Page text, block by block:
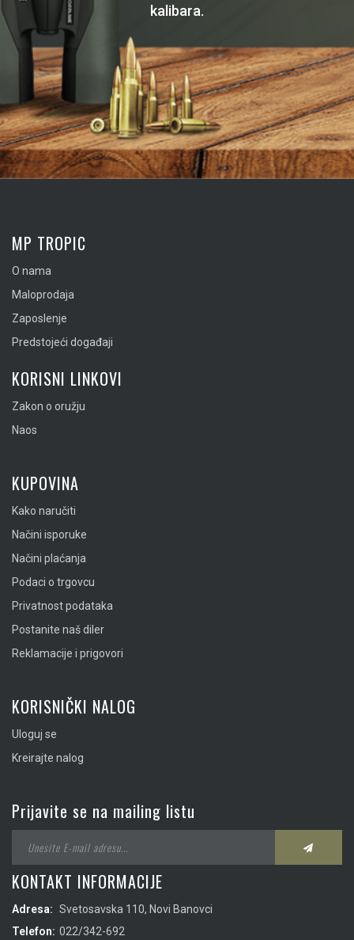
kalibara.
MP TROPIC
O nama
Maloprodaja
Zaposlenje
Predstojeći događaji
KORISNI LINKOVI
Zakon o oružju
Naos
KUPOVINA
Kako naručiti
Načini isporuke
Načini plaćanja
Podaci o trgovcu
Privatnost podataka
Postanite naš diler
Reklamacije i prigovori
KORISNIČKI NALOG
Uloguj se
Kreirajte nalog
Prijavite se na mailing listu
KONTAKT INFORMACIJE
Adresa: Svetosavska 110, Novi Banovci
Telefon: 022/342-692